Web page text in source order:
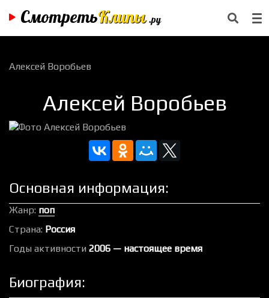
СмотретьКлипы .ру
Алексей Воробьев
Алексей Воробьев
Основная информация:
Жанр: поп
Страна: Россия
Годы активности 2006 — настоящее время
Биография: